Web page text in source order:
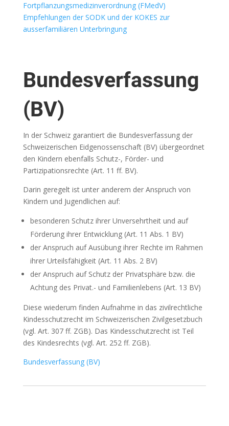
Fortpflanzungsmedizinverordnung (FMedV)
Empfehlungen der SODK und der KOKES zur
ausserfamiliären Unterbringung
Bundesverfassung
(BV)
In der Schweiz garantiert die Bundesverfassung der
Schweizerischen Eidgenossenschaft (BV) übergeordnet
den Kindern ebenfalls Schutz-, Förder- und
Partizipationsrechte (Art. 11 ff. BV).
Darin geregelt ist unter anderem der Anspruch von
Kindern und Jugendlichen auf:
besonderen Schutz ihrer Unversehrtheit und auf
Förderung ihrer Entwicklung (Art. 11 Abs. 1 BV)
der Anspruch auf Ausübung ihrer Rechte im Rahmen
ihrer Urteilsfähigkeit (Art. 11 Abs. 2 BV)
der Anspruch auf Schutz der Privatsphäre bzw. die
Achtung des Privat.- und Familienlebens (Art. 13 BV)
Diese wiederum finden Aufnahme in das zivilrechtliche
Kindesschutzrecht im Schweizerischen Zivilgesetzbuch
(vgl. Art. 307 ff. ZGB). Das Kindesschutzrecht ist Teil
des Kindesrechts (vgl. Art. 252 ff. ZGB).
Bundesverfassung (BV)